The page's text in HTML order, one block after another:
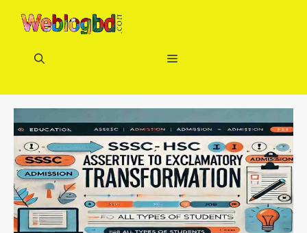
Menu